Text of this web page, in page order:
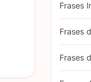
Frases
Frases
Frases